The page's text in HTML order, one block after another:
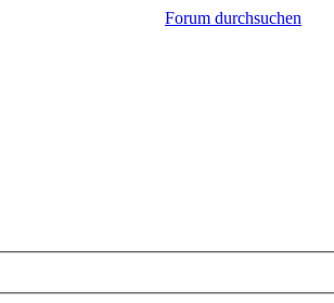
Forum durchsuchen